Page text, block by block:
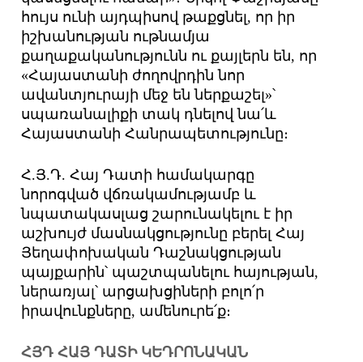
հույս ունի այդպիսով թաքցնել, որ իր
իշխանության ութնամյա
քաղաքականությունն ու քայլերն են, որ
«Հայաստանի ժողովրդին նոր
ավանտյուրայի մեջ են ներքաշել»՝
սպառանալիքի տակ դնելով նա՛և
Հայաստանի Հանրապետությունը։
Հ.Յ.Դ. Հայ Դատի համակարգը
նորոգված վճռակամությամբ և
նպատակասլաց շարունակելու է իր
աշխույժ մասնակցությունը բերել Հայ
Յեղափոխական Դաշնակցության
պայքարին՝ պաշտպանելու հայության,
ներառյալ՝ արցախցիների բոլո՛ր
իրավունքները, ամենուրե՛ք։
ՀՅԴ ՀԱՅ ԴԱՏԻ ԿԵԴՐՈՆԱԿԱՆ